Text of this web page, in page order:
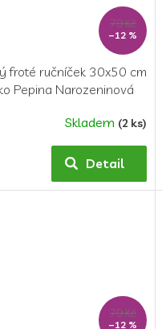
79 Kč
–12 %
froté ručníček 30x50 cm
Pepina Narozeninová
Skladem (2 ks)
Detail
79 Kč
–12 %